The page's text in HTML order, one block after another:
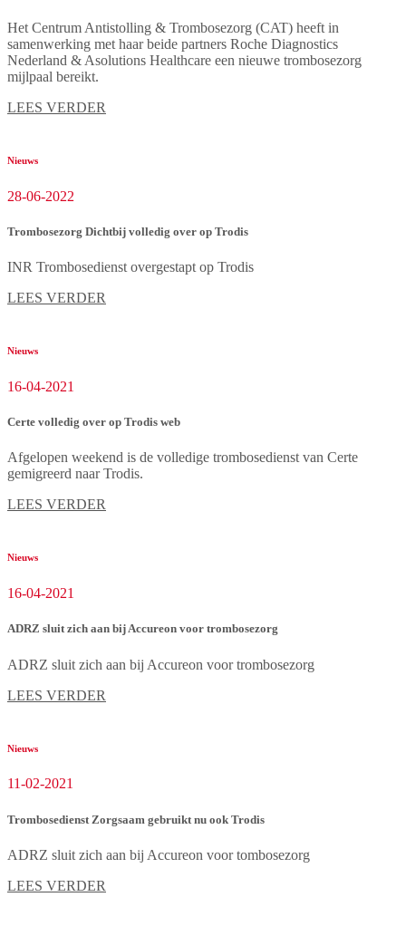
Het Centrum Antistolling & Trombosezorg (CAT) heeft in
samenwerking met haar beide partners Roche Diagnostics
Nederland & Asolutions Healthcare een nieuwe trombosezorg
mijlpaal bereikt.
LEES VERDER
Nieuws
28-06-2022
Trombosezorg Dichtbij volledig over op Trodis
INR Trombosedienst overgestapt op Trodis
LEES VERDER
Nieuws
16-04-2021
Certe volledig over op Trodis web
Afgelopen weekend is de volledige trombosedienst van Certe
gemigreerd naar Trodis.
LEES VERDER
Nieuws
16-04-2021
ADRZ sluit zich aan bij Accureon voor trombosezorg
ADRZ sluit zich aan bij Accureon voor trombosezorg
LEES VERDER
Nieuws
11-02-2021
Trombosedienst Zorgsaam gebruikt nu ook Trodis
ADRZ sluit zich aan bij Accureon voor tombosezorg
LEES VERDER